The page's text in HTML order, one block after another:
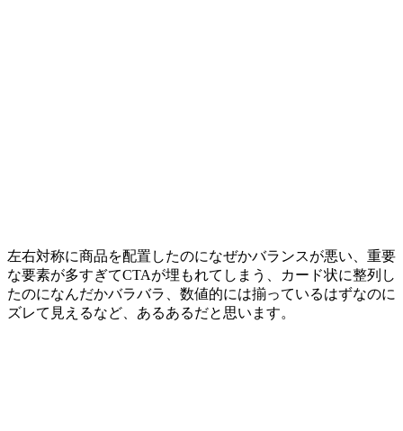
左右対称に商品を配置したのになぜかバランスが悪い、重要
な要素が多すぎてCTAが埋もれてしまう、カード状に整列し
たのになんだかバラバラ、数値的には揃っているはずなのに
ズレて見えるなど、あるあるだと思います。